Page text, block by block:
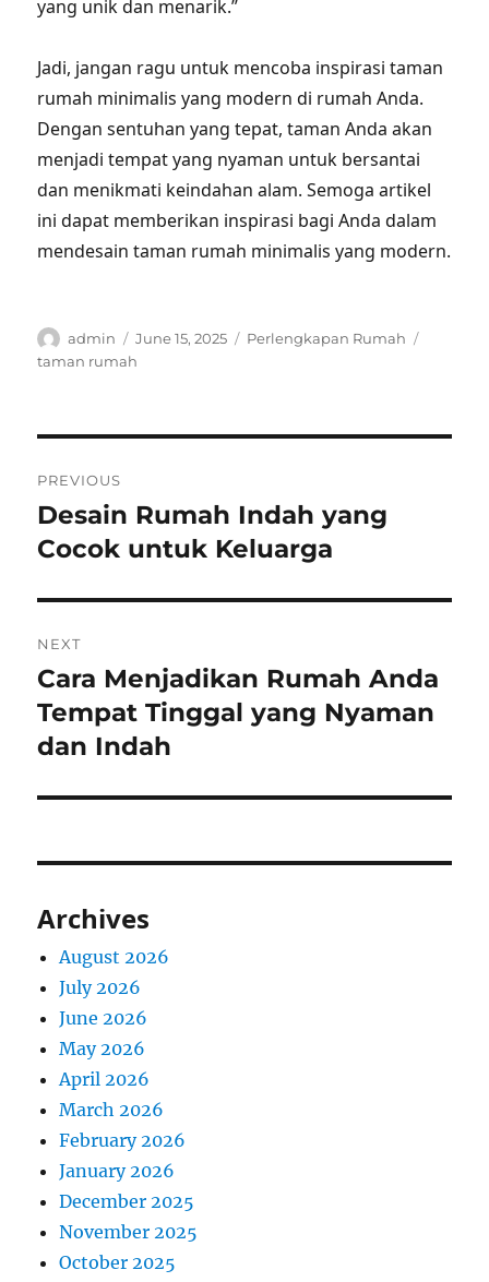
yang unik dan menarik.”
Jadi, jangan ragu untuk mencoba inspirasi taman
rumah minimalis yang modern di rumah Anda.
Dengan sentuhan yang tepat, taman Anda akan
menjadi tempat yang nyaman untuk bersantai
dan menikmati keindahan alam. Semoga artikel
ini dapat memberikan inspirasi bagi Anda dalam
mendesain taman rumah minimalis yang modern.
Author
admin
Posted
on
June 15, 2025 Categories
Perlengkapan Rumah
taman rumah
navigation
PREVIOUS
Previous
post:
Desain Rumah Indah yang
Cocok untuk Keluarga
NEXT
Next
post:
Cara Menjadikan Rumah Anda
Tempat Tinggal yang Nyaman
dan Indah
Archives
August 2026
July 2026
June 2026
May 2026
April 2026
March 2026
February 2026
January 2026
December 2025
November 2025
October 2025